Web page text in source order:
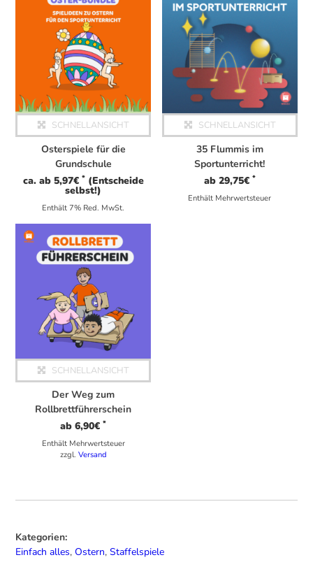
SCHNELLANSICHT
Osterspiele für die
Grundschule
ca. ab 5,97€ *(Entscheide
selbst!)
Enthält 7% Red. MwSt.
SCHNELLANSICHT
35 Flummis im
Sportunterricht!
ab 29,75€ *
Enthält Mehrwertsteuer
Dieses Produkt weist mehrere Varianten auf. Die Optionen können auf der Produktseite gewählt werden
SCHNELLANSICHT
Der Weg zum
Rollbrettführerschein
ab6,90€ *
Enthält Mehrwertsteuer
zzgl. Versand
Kategorien:
Einfach alles,Ostern,Staffelspiele